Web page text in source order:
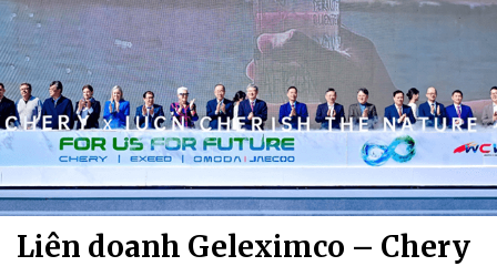
Liên doanh Geleximco – Chery